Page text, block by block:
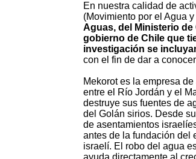
En nuestra calidad de
(Movimiento por el Agua
Aguas, del Ministerio
gobierno de Chile que
investigación se
con el fin de dar a
Mekorot es la empresa
entre el Río Jordán y el
destruye sus fuentes de
del Golán sirios. Desde
de asentamientos
antes de la fundación del
israelí. El robo del agua